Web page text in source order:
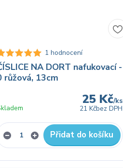
1 hodnocení
NA DORT nafukovací -
růžová, 13cm
25 Kč/ks
21 Kčbez DPH
Přidat do košíku